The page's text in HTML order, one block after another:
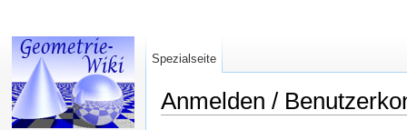
Anmelden /
Spezialseite